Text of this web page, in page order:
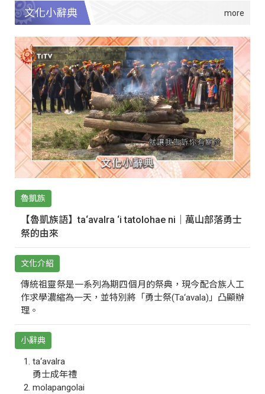
文化小辭典
魯凱族
【魯凱族語】ta‘avalra ‘i tatolohae ni｜萬山部落勇士
祭的由來
文化介紹
傳統祖靈祭是一系列為期四個月的祭典，現今配合族人工
作求學濃縮為一天，並特別將「勇士祭(Ta‘avala)」凸顯辦
理。
小辭典
ta‘avalra
勇士成年禮
molapangolai